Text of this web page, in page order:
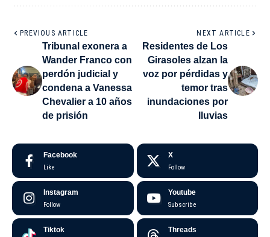
PREVIOUS ARTICLE
Tribunal exonera a
Wander Franco con
perdón judicial y
condena a Vanessa
Chevalier a 10 años
de prisión
NEXT ARTICLE
Residentes de Los
Girasoles alzan la
voz por pérdidas y
temor tras
inundaciones por
lluvias
Facebook
Like
X
Follow
Instagram
Follow
Youtube
Subscribe
Tiktok Threads